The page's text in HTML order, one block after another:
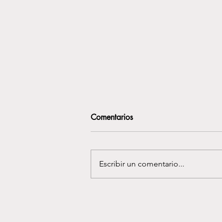
Comentarios
Escribir un comentario...